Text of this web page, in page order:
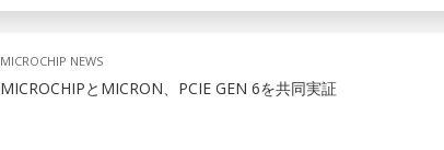
MICROCHIP NEWS
MICROCHIPとMICRON、PCIE GEN 6を共同実証